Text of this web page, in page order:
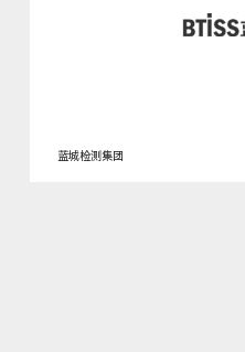
蓝城检测集团